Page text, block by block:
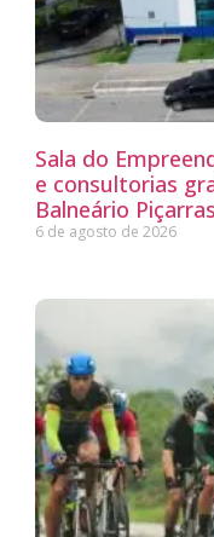
Sala do
e consultorias
Balneário Piçarras
6 de agosto de 2026